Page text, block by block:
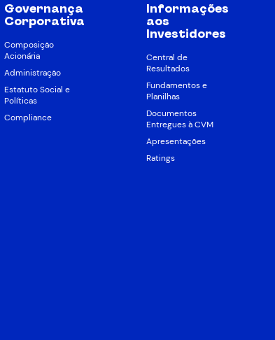
Governança
Corporativa
Composição
Acionária
Administração
Estatuto Social e
Políticas
Compliance
Informações
aos
Investidores
Central de
Resultados
Fundamentos e
Planilhas
Documentos
Entregues à CVM
Apresentações
Ratings